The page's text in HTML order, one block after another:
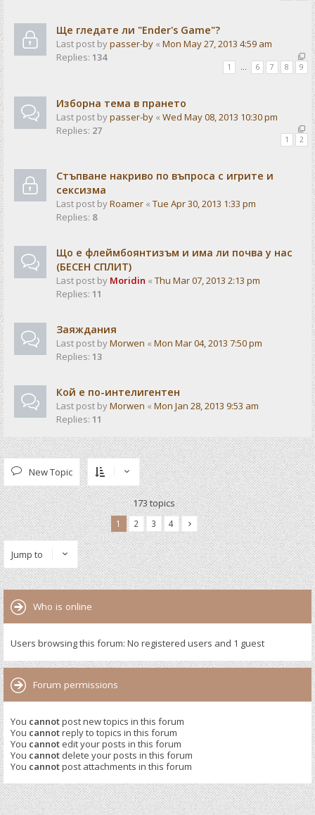
Ще гледате ли "Ender's Game"?
Last post bypasser-by « Mon May 27, 2013 4:59 am
Replies: 134
1 6 7 8 9
Изборна тема в прането
Last post bypasser-by « Wed May 08, 2013 10:30 pm
Replies: 27
1 2
Стъпване накриво по въпроса с игрите и
сексизма
Last post byRoamer « Tue Apr 30, 2013 1:33 pm
Replies: 8
Що е флеймбоянтизъм и има ли почва у нас
(БЕСЕН СПЛИТ)
Last post by Moridin « Thu Mar 07, 2013 2:13 pm
Replies: 11
Заяждания
Last post byMorwen « Mon Mar 04, 2013 7:50 pm
Replies: 13
Кой е по-интелигентен
Last post byMorwen « Mon Jan 28, 2013 9:53 am
Replies: 11
New Topic
173 topics
1 2 3 4
Jump to
Who is online
Users browsing this forum: No registered users and 1 guest
Forum permissions
You cannotpost new topics in this forum
You cannotreply to topics in this forum
You cannot edit your posts in this forum
You cannot delete your posts in this forum
You cannotpost attachments in this forum